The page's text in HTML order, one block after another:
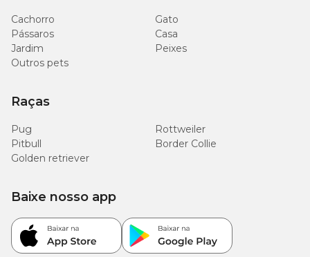
Cachorro
Gato
Pássaros
Casa
Jardim
Peixes
Outros pets
Raças
Pug
Rottweiler
Pitbull
Border Collie
Golden retriever
Baixe nosso app